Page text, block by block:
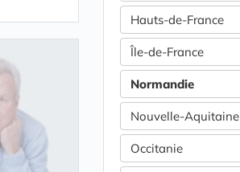
Hauts-de-France
Île-de-France
Normandie
Nouvelle-Aquitaine
Occitanie